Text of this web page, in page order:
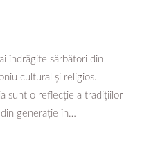
îndrăgite sărbători din
cultural și religios.
sunt o reflecție a tradițiilor
generație în…